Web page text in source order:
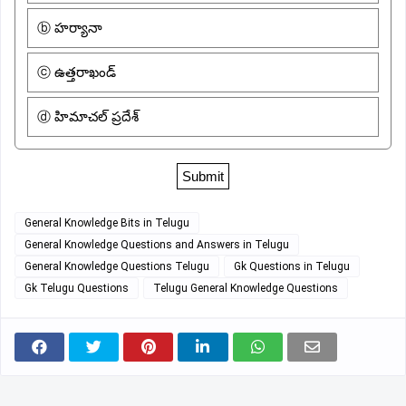
ⓑ హర్యానా
ⓒ ఉత్తరాఖండ్
ⓓ హిమాచల్ ప్రదేశ్
General Knowledge Bits in Telugu
General Knowledge Questions and Answers in Telugu
General Knowledge Questions Telugu
Gk Questions in Telugu
Gk Telugu Questions
Telugu General Knowledge Questions